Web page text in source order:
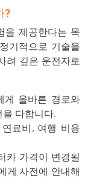
?
을 제공한다는 목
기적으로 기술을
려 깊은 운전자로
게 올바른 경로와
다합니다.
료비, 여행 비용
카 가격이 변경될
게 사전에 안내해